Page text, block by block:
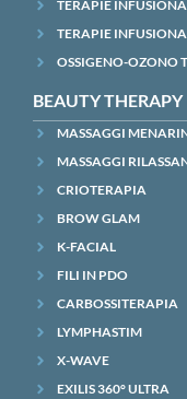
TERAPIE
TERAPIE
OSSIGENO-OZONO
BEAUTY THERAPY
MASSAGGI
MASSAGGI
CRIOTERAPIA
BROW GLAM
K-FACIAL
FILI IN PDO
CARBOSSITERAPIA
LYMPHASTIM
X-WAVE
EXILIS 360° ULTRA